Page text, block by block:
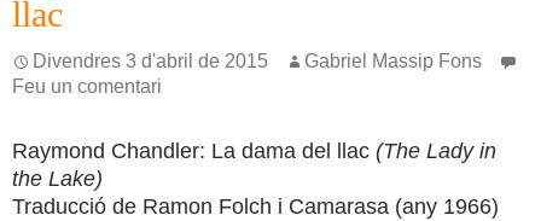
llac
Divendres 3 d'abril de 2015
Gabriel Massip Fons
Feu un comentari
Raymond Chandler: La dama del llac (The Lady in
the Lake)
Traducció de Ramon Folch i Camarasa (any 1966)